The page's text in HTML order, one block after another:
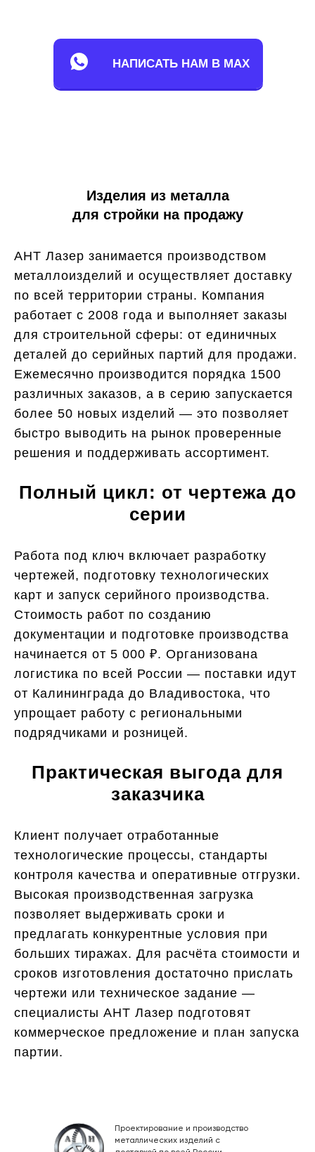
НАПИСАТЬ НАМ В MAX
Изделия из металла
для стройки на продажу
АНТ Лазер занимается производством
металлоизделий и осуществляет доставку
по всей территории страны. Компания
работает с 2008 года и выполняет заказы
для строительной сферы: от единичных
деталей до серийных партий для продажи.
Ежемесячно производится порядка 1500
различных заказов, а в серию запускается
более 50 новых изделий — это позволяет
быстро выводить на рынок проверенные
решения и поддерживать ассортимент.
Полный цикл: от чертежа до
серии
Работа под ключ включает разработку
чертежей, подготовку технологических
карт и запуск серийного производства.
Стоимость работ по созданию
документации и подготовке производства
начинается от 5 000 ₽. Организована
логистика по всей России — поставки идут
от Калининграда до Владивостока, что
упрощает работу с региональными
подрядчиками и розницей.
Практическая выгода для
заказчика
Клиент получает отработанные
технологические процессы, стандарты
контроля качества и оперативные отгрузки.
Высокая производственная загрузка
позволяет выдерживать сроки и
предлагать конкурентные условия при
больших тиражах. Для расчёта стоимости и
сроков изготовления достаточно прислать
чертежи или техническое задание —
специалисты АНТ Лазер подготовят
коммерческое предложение и план запуска
партии.
Проектирование и производство
металлических изделий с